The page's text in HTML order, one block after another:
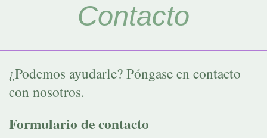
Contacto
¿Podemos ayudarle? Póngase en contacto
con nosotros.
Formulario de contacto